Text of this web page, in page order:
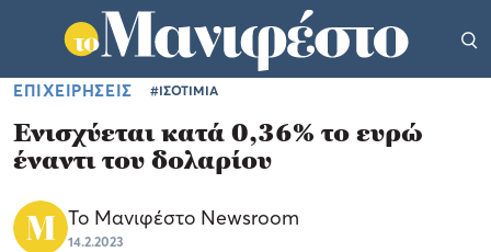
ΕΠΙΧΕΙΡΗΣΕΙΣ #ΙΣΟΤΙΜΙΑ
Ενισχύεται κατά 0,36% το ευρώ
έναντι του δολαρίου
Το Μανιφέστο Newsroom
14.2.2023